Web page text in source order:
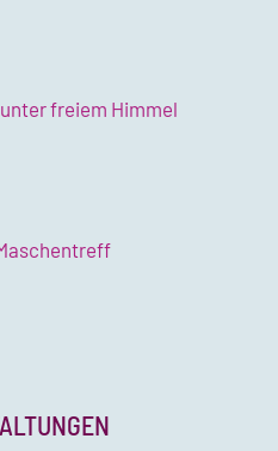
freiem Himmel